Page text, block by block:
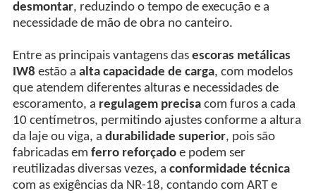
desmontar, reduzindo o tempo de execução e a
necessidade de mão de obra no canteiro.
Entre as principais vantagens das escoras metálicas
IW8 estão a alta capacidade de carga, com modelos
que atendem diferentes alturas e necessidades de
escoramento, a regulagem precisacom furos a cada
10 centímetros, permitindo ajustes conforme a altura
da laje ou viga, a durabilidade superior, pois são
fabricadas em ferro reforçadoe podem ser
reutilizadas diversas vezes, a conformidade técnica
com as exigências da NR-18, contando com ART e